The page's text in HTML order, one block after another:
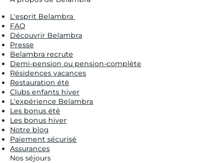
L'esprit Belambra
FAQ
Découvrir Belambra
Presse
Belambra recrute
Demi-pension ou pension-complète
Résidences vacances
Restauration été
Clubs enfants hiver
L'expérience Belambra
Les bonus été
Les bonus hiver
Notre blog
Paiement sécurisé
Assurances
Nos séjours